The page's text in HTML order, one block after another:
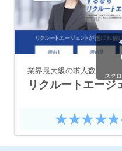
業界最大級の求人数
リクルートエージ
スク